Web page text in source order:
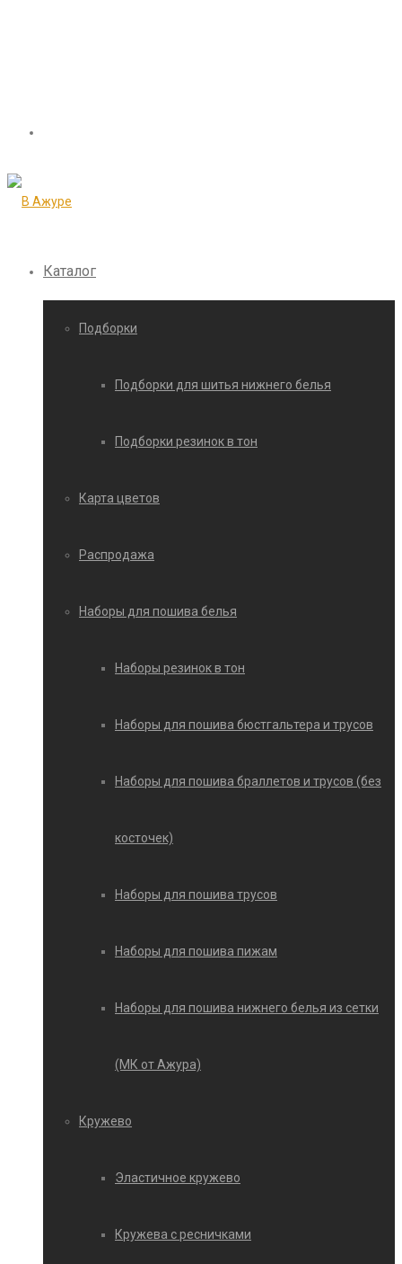
Каталог
Подборки
Подборки для шитья нижнего белья
Подборки резинок в тон
Карта цветов
Распродажа
Наборы для пошива белья
Наборы резинок в тон
Наборы для пошива бюстгальтера и трусов
Наборы для пошива браллетов и трусов (без
косточек)
Наборы для пошива трусов
Наборы для пошива пижам
Наборы для пошива нижнего белья из сетки
(МК от Ажура)
Кружево
Эластичное кружево
Кружева с ресничками